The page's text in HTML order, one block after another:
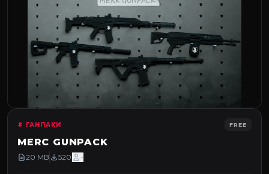
# ГАНПАКИ FREE
MERC GUNPACK
20 MB 520 -